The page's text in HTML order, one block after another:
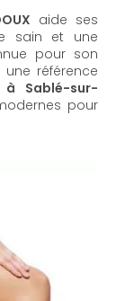
aide ses
sain et une
pour son
une référence
à Sablé-sur-
pour